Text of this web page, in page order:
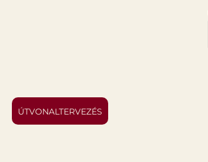
ÚTVONALTERVEZÉS